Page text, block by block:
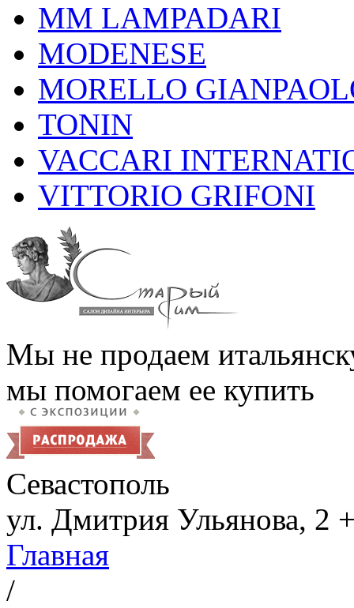
MM LAMPADARI
MODENESE
MORELLO
TONIN
VACCARI
VITTORIO GRIFONI
Мы не продаем
мы помогаем ее купить
Севастополь
ул. Дмитрия Ульянова, 2
Главная
/